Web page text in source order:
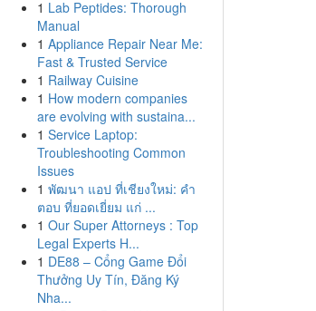
1 Lab Peptides: Thorough
Manual
1 Appliance Repair Near Me:
Fast & Trusted Service
1 Railway Cuisine
1 How modern companies
are evolving with sustaina...
1 Service Laptop:
Troubleshooting Common
Issues
1 พัฒนา แอป ที่เชียงใหม่: คำ
ตอบ ที่ยอดเยี่ยม แก่ ...
1 Our Super Attorneys : Top
Legal Experts H...
1 DE88 – Cổng Game Đổi
Thưởng Uy Tín, Đăng Ký
Nha...